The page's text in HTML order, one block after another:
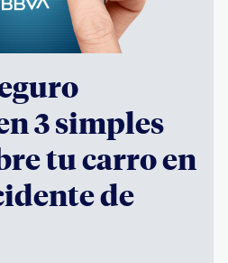
3 simples
tu carro en
de